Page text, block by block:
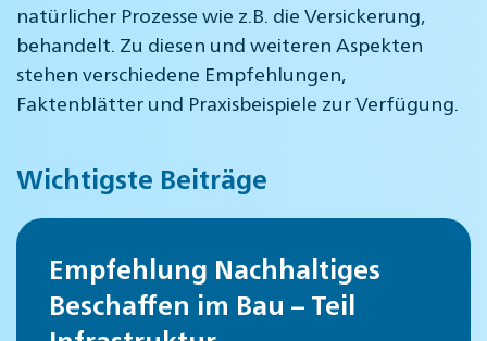
natürlicher Prozesse wie z.B. die Versickerung,
behandelt. Zu diesen und weiteren Aspekten
stehen verschiedene Empfehlungen,
Faktenblätter und Praxisbeispiele zur Verfügung.
Wichtigste Beiträge
Empfehlung Nachhaltiges
Beschaffen im Bau – Teil